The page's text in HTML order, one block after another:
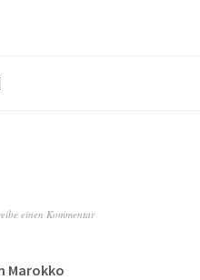
einen Kommentar
Marokko